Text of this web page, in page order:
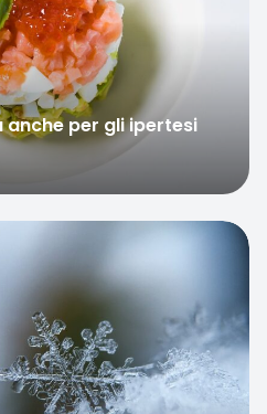
per gli ipertesi